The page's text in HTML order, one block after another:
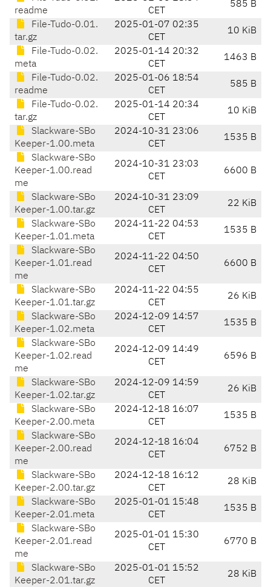
readme
CET
585 B
File-Tudo-0.01.
tar.gz
2025-01-07 02:35
CET
10 KiB
File-Tudo-0.02.
meta
2025-01-14 20:32
CET
1463 B
File-Tudo-0.02.
readme
2025-01-06 18:54
CET
585 B
File-Tudo-0.02.
tar.gz
2025-01-14 20:34
CET
10 KiB
Slackware-SBo
Keeper-1.00.meta
2024-10-31 23:06
CET
1535 B
Slackware-SBo
Keeper-1.00.read
me
2024-10-31 23:03
CET
6600 B
Slackware-SBo
Keeper-1.00.tar.gz
2024-10-31 23:09
CET
22 KiB
Slackware-SBo
Keeper-1.01.meta
2024-11-22 04:53
CET
1535 B
Slackware-SBo
Keeper-1.01.read
me
2024-11-22 04:50
CET
6600 B
Slackware-SBo
Keeper-1.01.tar.gz
2024-11-22 04:55
CET
26 KiB
Slackware-SBo
Keeper-1.02.meta
2024-12-09 14:57
CET
1535 B
Slackware-SBo
Keeper-1.02.read
me
2024-12-09 14:49
CET
6596 B
Slackware-SBo
Keeper-1.02.tar.gz
2024-12-09 14:59
CET
26 KiB
Slackware-SBo
Keeper-2.00.meta
2024-12-18 16:07
CET
1535 B
Slackware-SBo
Keeper-2.00.read
me
2024-12-18 16:04
CET
6752 B
Slackware-SBo
Keeper-2.00.tar.gz
2024-12-18 16:12
CET
28 KiB
Slackware-SBo
Keeper-2.01.meta
2025-01-01 15:48
CET
1535 B
Slackware-SBo
Keeper-2.01.read
me
2025-01-01 15:30
CET
6770 B
Slackware-SBo
Keeper-2.01.tar.gz
2025-01-01 15:52
CET
28 KiB